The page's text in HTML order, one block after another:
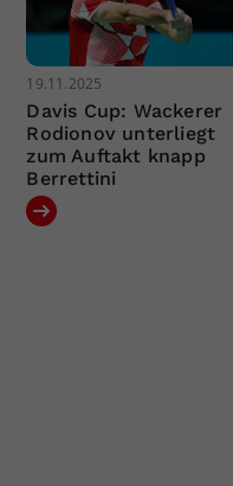
19.11.2025
Davis Cup: Wackerer
Rodionov unterliegt
zum Auftakt knapp
Berrettini